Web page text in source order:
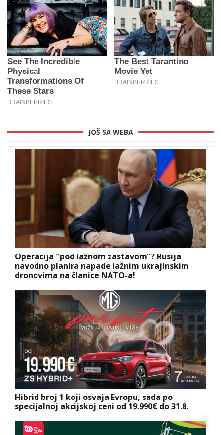
JOŠ SA WEBA
Operacija "pod lažnom zastavom"? Rusija
navodno planira napade lažnim ukrajinskim
dronovima na članice NATO-a!
Hibrid broj 1 koji osvaja Evropu, sada po
specijalnoj akcijskoj ceni od 19.990€ do 31.8.